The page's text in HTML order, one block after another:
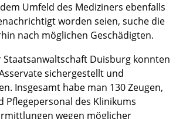
Umfeld des Mediziners ebenfalls
worden seien, suche die
nach möglichen Geschädigten.
Staatsanwaltschaft Duisburg konnten
sichergestellt und
Insgesamt habe man 130 Zeugen,
Pflegepersonal des Klinikums
wegen möglicher